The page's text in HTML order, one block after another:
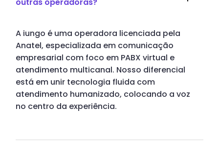
A iungo é uma operadora licenciada pela
Anatel, especializada em comunicação
empresarial com foco em PABX virtual e
atendimento multicanal. Nosso diferencial
está em unir tecnologia fluida com
atendimento humanizado, colocando a voz
no centro da experiência.